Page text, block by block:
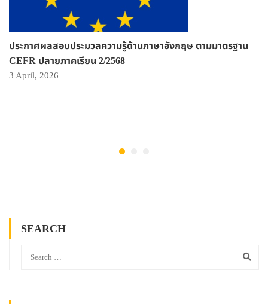
ประกาศผลสอบประมวลความรู้ด้านภาษาอังกฤษ ตามมาตรฐาน
CEFR ปลายภาคเรียน 2/2568
3 April, 2026
SEARCH